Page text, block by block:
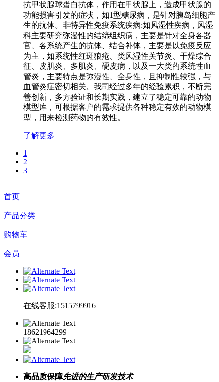
抗甲状腺球蛋白抗体，作用在甲状腺上，造成甲状腺的
功能损害引发的症状，如1型糖尿病，是针对胰岛细胞产
生的抗体。非特异性免疫系统疾病:如风湿性疾病，风湿
科主要研究弥漫性的结缔组织病，主要是针对全身各器
官、各系统产生的抗体、结合补体，主要是以免疫反应
为主，如系统性红斑狼疮、类风湿性关节炎、干燥综合
征、皮肌炎、多肌炎、硬皮病，以及一大类的系统性血
管炎，主要特点是弥漫性、全身性，且抑制性较强，与
血管炎症密切相关。我司经过多年的经验累积，不断完
善创新，多方验证和长期实践，建立了稳定可靠的动物
模型库，可根据客户的需求提供各种稳定有效的动物模
型，用来检测药物的有效性。
了解更多
1
2
3
首页
产品分类
购物车
会员
在线客服:1515799916
18621964299
高品质保障先进的生产研发技术